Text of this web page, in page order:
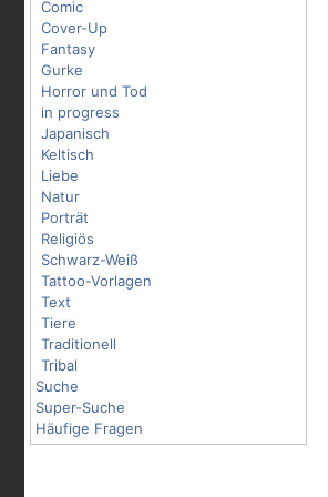
Comic
Cover-Up
Fantasy
Gurke
Horror und Tod
in progress
Japanisch
Keltisch
Liebe
Natur
Porträt
Religiös
Schwarz-Weiß
Tattoo-Vorlagen
Text
Tiere
Traditionell
Tribal
Suche
Super-Suche
Häufige Fragen